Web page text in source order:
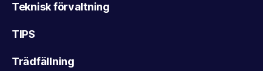
Teknisk förvaltning
TIPS
Trädfällning